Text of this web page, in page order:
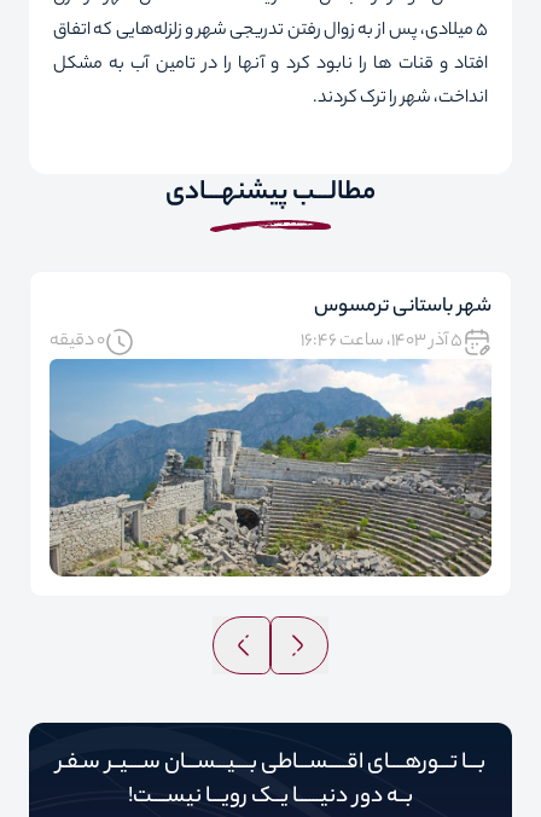
۵ میلادی، پس از به زوال رفتن تدریجی شهر و زلزله‌هایی که اتفاق
افتاد و قنات ها را نابود کرد و آنها را در تامین آب به مشکل
انداخت، شهر را ترک کردند.
مطالـــب پیشنهـــادی
شهر باستانی ترمسوس
۵ آذر ۱۴۰۳، ساعت ۱۶:۴۶ 0 دقیقه
بـــا تـــورهــــای اقـــــســـاطی بــــیـــســـان ســــیــر سـفـر
بــه دور‌‌‌‌ دنیـــــ‌‌ـا یــک رویـــا نیســــت!